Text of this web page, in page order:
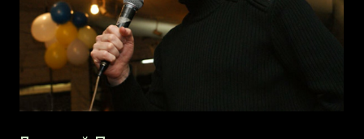
В Центре Курёхина Дмитрий
расскажет о том, как в начале 90-х
петербургские художники
и медиатеоретики Петербурга
участвовали в становлении новой
технологической реальности.
Летом 1994 года из Германии